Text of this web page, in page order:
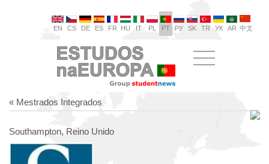
EN CS DE ES FR HU IT PL PT РУ SK TR УК AR 中文
« Mestrados Integrados
Southampton, Reino Unido